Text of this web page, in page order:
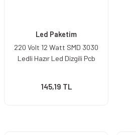
Led Paketim
220 Volt 12 Watt SMD 3030
Ledli Hazır Led Dizgili Pcb
145,19 TL